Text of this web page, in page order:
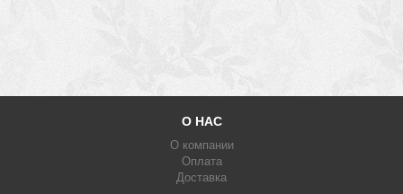
О НАС
О компании
Оплата
Доставка